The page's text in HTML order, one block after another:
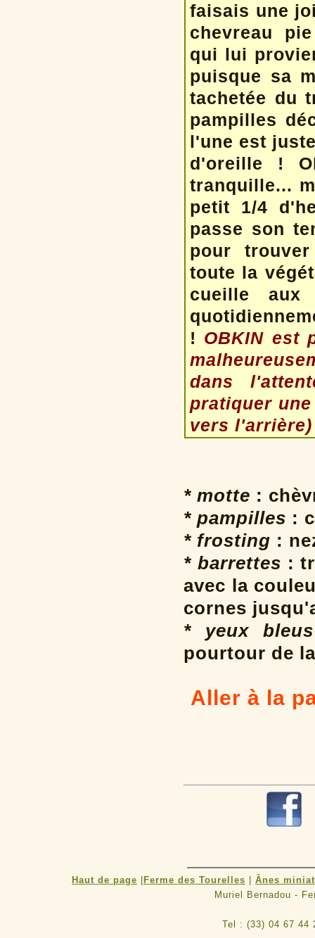
faisais une
chevreau
qui lui
puisque sa
tachetée du
pampilles
l'une est
d'oreille !
tranquille...
petit 1/4
passe son
pour
toute la
cueille aux
! OBKIN est
dans
pratiquer
vers l'arrière)
* motte :
* pampilles :
* frosting :
* barrettes :
avec la
cornes
* yeux bleus
pourtour de
Aller à la
Haut de page Ferme des Tourelles
Ânes
Muriel Bernadou -
Tel : (33) 04 67 44